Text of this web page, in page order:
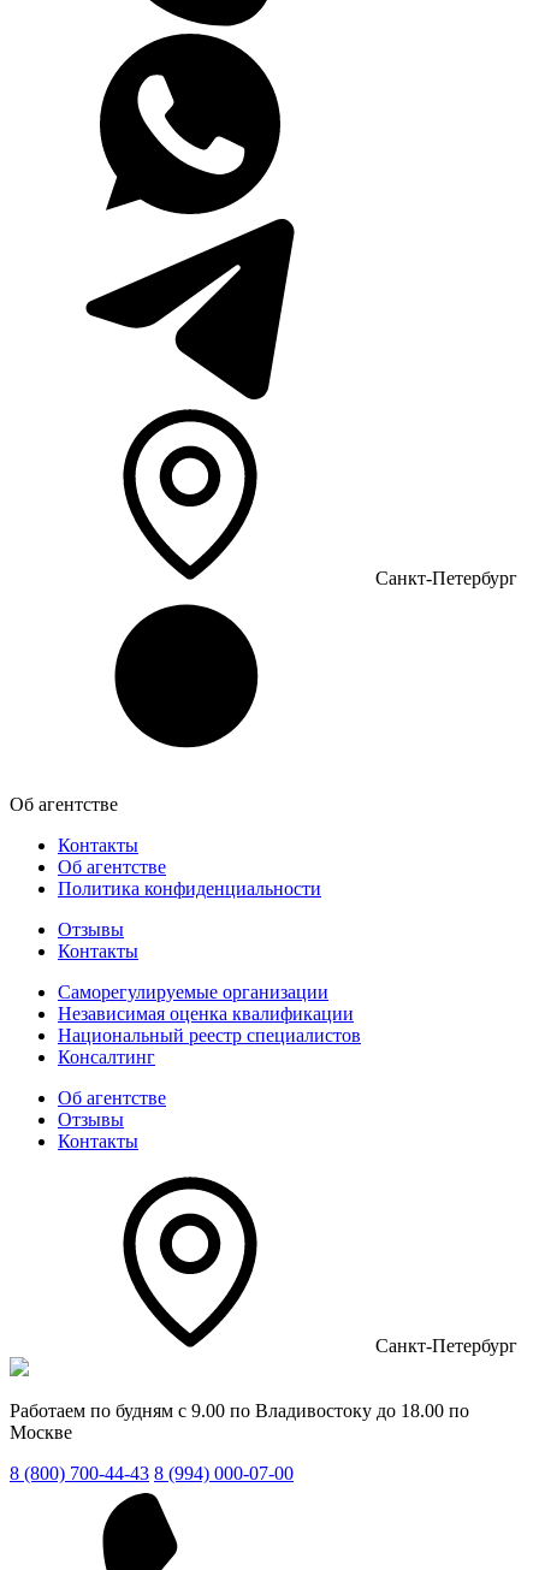
Санкт-Петербург
Об агентстве
Контакты
Об агентстве
Политика конфиденциальности
Отзывы
Контакты
Саморегулируемые организации
Независимая оценка квалификации
Национальный реестр специалистов
Консалтинг
Об агентстве
Отзывы
Контакты
Санкт-Петербург
Работаем по будням с 9.00 по Владивостоку до 18.00 по
Москве
8 (800) 700-44-43 8 (994) 000-07-00